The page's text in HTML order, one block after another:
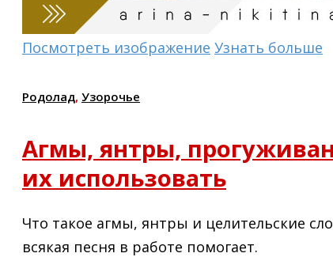
Посмотреть изображение Узнать больше
Родолад, Узорочье
Агмы, янтры,
их использовать
Что такое агмы, янтры и целительские
всякая песня в работе помогает.